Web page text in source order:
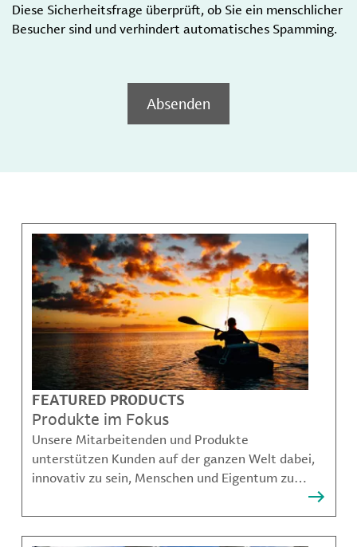
Diese Sicherheitsfrage überprüft, ob Sie ein menschlicher
Besucher sind und verhindert automatisches Spamming.
Absenden
FEATURED PRODUCTS
Produkte im Fokus
Unsere Mitarbeitenden und Produkte
unterstützen Kunden auf der ganzen Welt dabei,
innovativ zu sein, Menschen und Eigentum zu
nachhaltigere Möglichkeiten für Mobilität,
Kommunikation und Wachstum zu schaffen.